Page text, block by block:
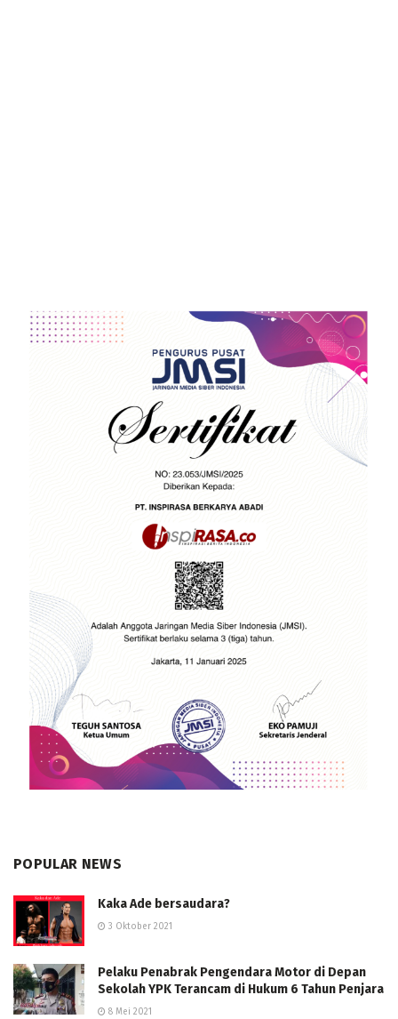
POPULAR NEWS
Kaka Ade bersaudara?
3 Oktober 2021
Pelaku Penabrak Pengendara Motor di Depan
Sekolah YPK Terancam di Hukum 6 Tahun Penjara
8 Mei 2021